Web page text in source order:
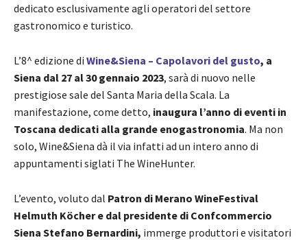
dedicato esclusivamente agli operatori del settore
gastronomico e turistico.
L’8^ edizione di Wine&Siena – Capolavori del gusto, a
Siena dal 27 al 30 gennaio 2023, sarà di nuovo nelle
prestigiose sale del Santa Maria della Scala. La
manifestazione, come detto, inaugura l’anno di eventi in
Toscana dedicati alla grande enogastronomia. Ma non
solo, Wine&Siena dà il via infatti ad un intero anno di
appuntamenti siglati The WineHunter.
L’evento, voluto dal Patron di Merano WineFestival
Helmuth Köcher e dal presidente di Confcommercio
Siena Stefano Bernardini, immerge produttori e visitatori